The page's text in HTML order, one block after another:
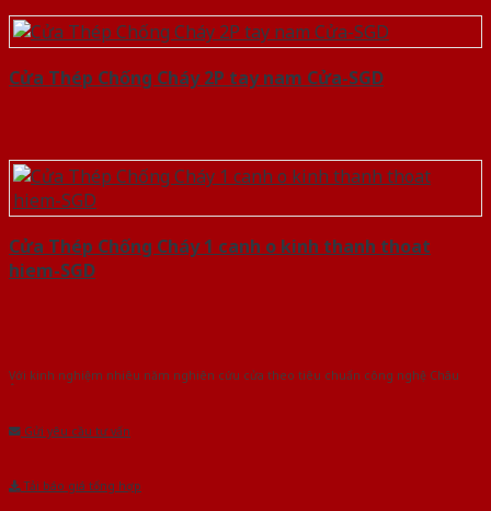
Cửa Thép Chống Cháy 2P tay nam Cửa-SGD
Cửa Thép Chống Cháy 1 canh o kinh thanh thoat
hiem-SGD
Với kinh nghiệm nhiêu năm nghiên cứu cửa theo tiêu chuẩn công nghệ Châu
Gửi yêu cầu tư vấn
Tải báo giá tổng hợp